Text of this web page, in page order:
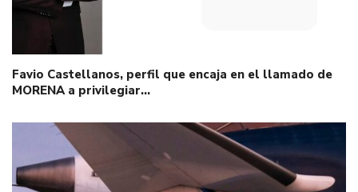
Favio Castellanos, perfil que encaja en el llamado de
MORENA a privilegiar…